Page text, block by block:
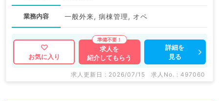
業務内容 一般外来, 病棟管理, オペ
お気に入り
求人を
紹介してもらう
詳細を
見る
求人更新日 : 2026/07/15 求人No. : 497060